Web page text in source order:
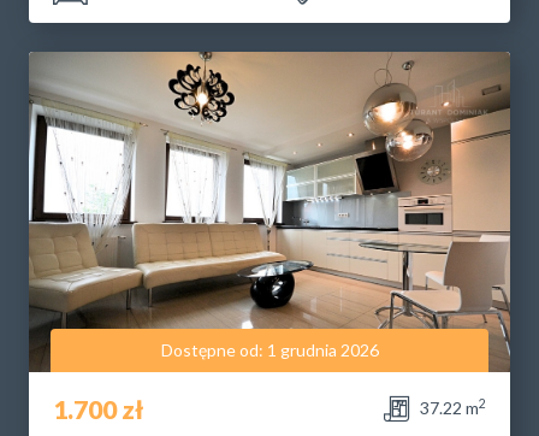
Dostępne od: 1 grudnia 2026
1.700 zł 37.22 m2